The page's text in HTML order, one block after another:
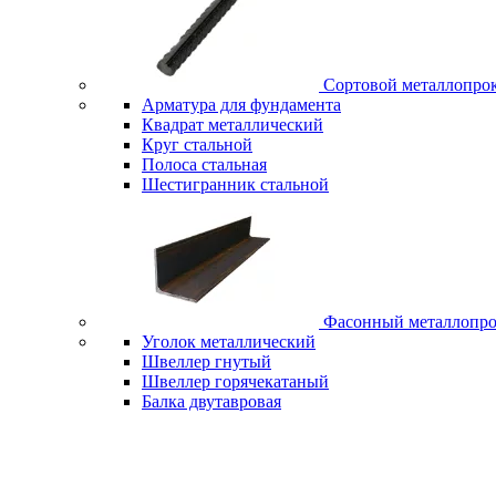
Сортовой
Арматура для фундамента
Квадрат металлический
Круг стальной
Полоса стальная
Шестигранник стальной
Фасонный
Уголок металлический
Швеллер гнутый
Швеллер горячекатаный
Балка двутавровая